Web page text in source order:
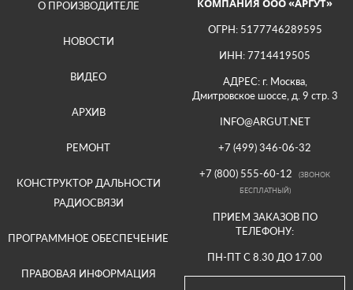
О ПРОИЗВОДИТЕЛЕ
НОВОСТИ
ВИДЕО
АРХИВ
РЕМОНТ
КОНСТРУКТОР ДАЛЬНОСТИ
РАДИОСВЯЗИ
ПРОГРАММНОЕ ОБЕСПЕЧЕНИЕ
ПРАВОВАЯ ИНФОРМАЦИЯ
КОМПАНИЯ ООО «АРГУТ»
ОГРН: 5177746289595
ИНН: 7714419505
АДРЕС: г. Москва,
Дмитровское шоссе, д. 9 стр. 3
INFO@ARGUT.NET
+7 (499) 346-06-32
+7 (800) 555-60-12
(ЗВОНОК
БЕСПЛАТНЫЙ)
ПРИЕМ ЗАКАЗОВ ПО
ТЕЛЕФОНУ:
ПН-ПТ С 8.30 ДО 17.00